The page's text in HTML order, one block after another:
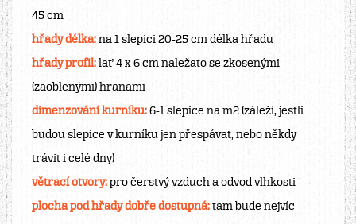
45 cm
hřady délka: na 1 slepici 20-25 cm délka hřadu
hřady profil: lať 4 x 6 cm naležato se zkosenými
(zaoblenými) hranami
dimenzování kurníku: 6-1 slepice na m2 (záleží, jestli
budou slepice v kurníku jen přespávat, nebo někdy
trávit i celé dny)
větrací otvory: pro čerstvý vzduch a odvod vlhkosti
plocha pod hřady dobře dostupná: tam bude nejvíc